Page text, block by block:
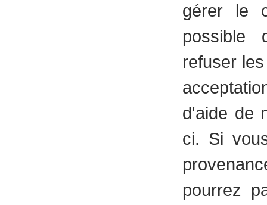
gérer le
possible
refuser
d'aide de
ci. Si
pourrez